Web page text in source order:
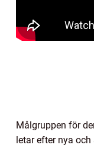
Målgruppen för
letar efter nya